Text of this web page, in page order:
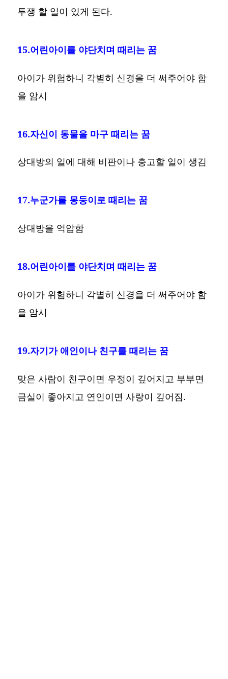
투쟁 할 일이 있게 된다.
15.어린아이를 야단치며 때리는 꿈
아이가 위험하니 각별히 신경을 더 써주어야 함
을 암시
16.자신이 동물을 마구 때리는 꿈
상대방의 일에 대해 비판이나 충고할 일이 생김
17.누군가를 몽둥이로 때리는 꿈
상대방을 억압함
18.어린아이를 야단치며 때리는 꿈
아이가 위험하니 각별히 신경을 더 써주어야 함
을 암시
19.자기가 애인이나 친구를 때리는 꿈
맞은 사람이 친구이면 우정이 깊어지고 부부면
금실이 좋아지고 연인이면 사랑이 깊어짐.